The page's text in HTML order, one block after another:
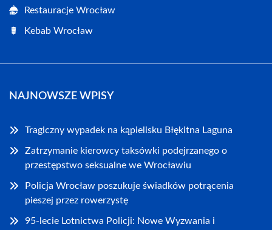
Restauracje Wrocław
Kebab Wrocław
NAJNOWSZE WPISY
Tragiczny wypadek na kąpielisku Błękitna Laguna
Zatrzymanie kierowcy taksówki podejrzanego o
przestępstwo seksualne we Wrocławiu
Policja Wrocław poszukuje świadków potrącenia
pieszej przez rowerzystę
95-lecie Lotnictwa Policji: Nowe Wyzwania i